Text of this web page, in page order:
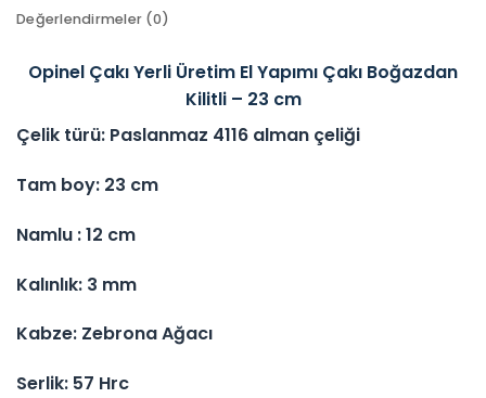
Değerlendirmeler (0)
Opinel Çakı Yerli Üretim El Yapımı Çakı Boğazdan
Kilitli – 23 cm
Çelik türü: Paslanmaz 4116 alman çeliği
Tam boy: 23 cm
Namlu : 12 cm
Kalınlık: 3 mm
Kabze: Zebrona Ağacı
Serlik: 57 Hrc